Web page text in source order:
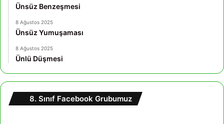
Ünsüz Benzeşmesi
8 Ağustos 2025
Ünsüz Yumuşaması
8 Ağustos 2025
Ünlü Düşmesi
8. Sınıf Facebook Grubumuz